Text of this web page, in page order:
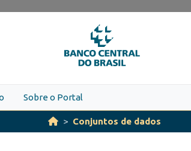
Sobre o Portal
Conjuntos de dados